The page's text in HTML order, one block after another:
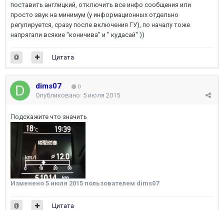
поставить англицкий, отключить все инфо сообщения или
просто звук на минимум (у информационных отдельно
регулируется, сразу после включения ГУ), по началу тоже
напрягали всякие "коничива" и " кудасай" ))
Цитата
dims07 0
Опубликовано: 5 июля 2015
Подскажите что значить
Изменено 5 июля 2015 пользователем dims07
Цитата